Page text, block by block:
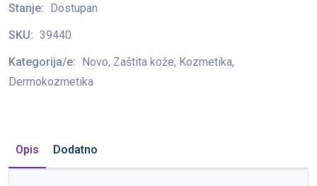
Stanje: Dostupan
SKU: 39440
Kategorija/e: Novo, Zaštita kože, Kozmetika,
Dermokozmetika
Opis Dodatno